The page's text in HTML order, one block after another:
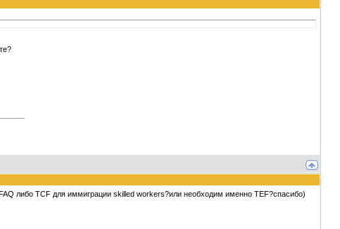
либо TCF для иммиграции skilled workers?или необходим именно TEF?спасибо)